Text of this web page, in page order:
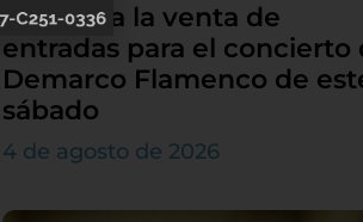
Continúa la venta de
entradas para el concierto
Demarco Flamenco de
sábado
4 de agosto de 2026